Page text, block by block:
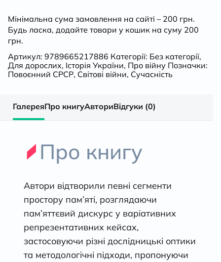
за
Н.
А.
кількість
Мінімальна сума замовлення на сайті – 200 грн.
Будь ласка, додайте товари у кошик на суму 200
грн.
Артикул: 9789665217886 Категорії: Без категорії,
Для дорослих, Історія України, Про війну Позначки:
Повоєнний СРСР, Світові війни, Сучасність
ГалереяПро книгуАвториВідгуки (0)
Про книгу
Автори відтворили певні сегменти
простору пам’яті, розглядаючи
пам’яттєвий дискурс у варіативних
репрезентативних кейсах,
застосовуючи різні дослідницькі оптики
та методологічні підходи, пропонуючи